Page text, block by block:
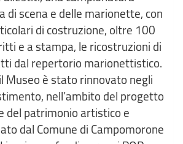
di scena e delle marionette, con
di costruzione, oltre 100
e a stampa, le ricostruzioni di
dal repertorio marionettistico.
Museo è stato rinnovato negli
nell’ambito del progetto
del patrimonio artistico e
dal Comune di Campomorone